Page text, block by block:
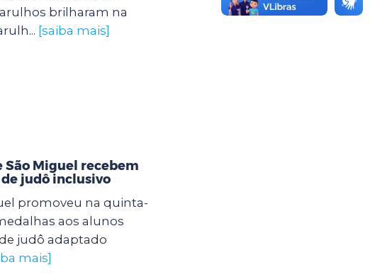
brilharam na
[saiba mais]
São Miguel recebem
judô inclusivo
promoveu na quinta-
aos alunos
judô adaptado
mais]